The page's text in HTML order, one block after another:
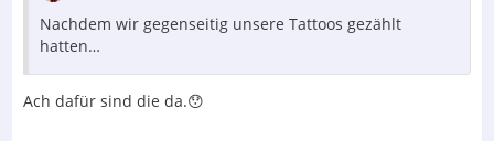
Nachdem wir gegenseitig unsere Tattoos gezählt
hatten…
Ach dafür sind die da.😯